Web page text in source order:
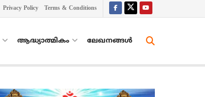
Privacy Policy Terms & Conditions
ആദ്ധ്യാത്മികം ലേഖനങ്ങള്‍